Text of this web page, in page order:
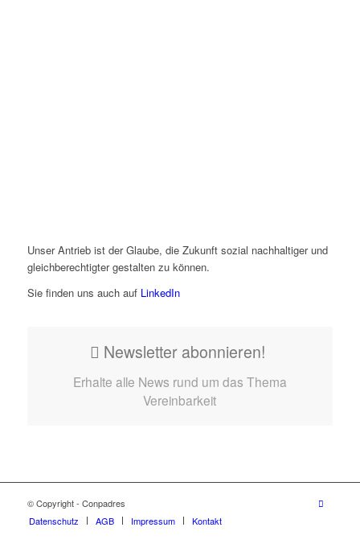
Unser Antrieb ist der Glaube, die Zukunft sozial nachhaltiger und
gleichberechtigter gestalten zu können.
Sie finden uns auch aufLinkedIn
Newsletter abonnieren!
Erhalte alle News rund um das Thema
Vereinbarkeit
© Copyright - Conpadres
Datenschutz
AGB Impressum Kontakt